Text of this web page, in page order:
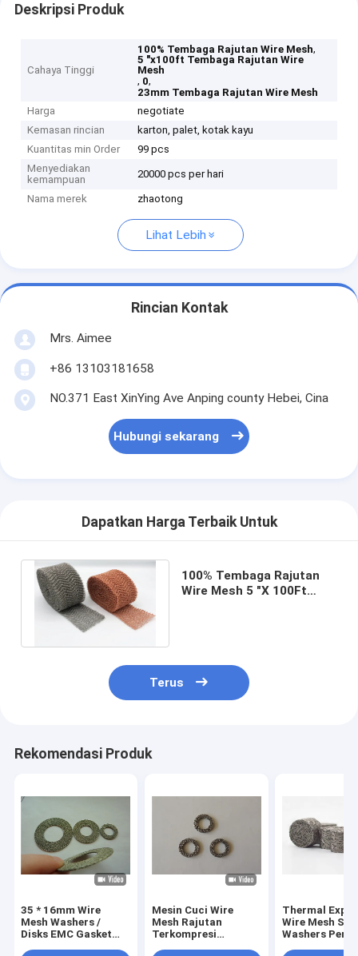
Deskripsi Produk
Cahaya Tinggi
100% Tembaga Rajutan Wire Mesh,
5 "x100ft Tembaga Rajutan Wire
Mesh
, 0,
23mm Tembaga Rajutan Wire Mesh
Harga
negotiate
Kemasan rincian
karton, palet, kotak kayu
Kuantitas min Order
99 pcs
Menyediakan
kemampuan
20000 pcs per hari
Nama merek zhaotong
Lihat Lebih
Rincian Kontak
Mrs. Aimee
+86 13103181658
NO.371 East XinYing Ave Anping county Hebei, Cina
Hubungi sekarang
Dapatkan Harga Terbaik Untuk
100% Tembaga Rajutan
Wire Mesh 5 "X 100Ft
Terus
Rekomendasi Produk
35 * 16mm Wire
Mesh Washers /
Disks EMC Gasket
Mesin Cuci Wire
Mesh Rajutan
Terkompresi
Thermal
Wire Mesh
Washers